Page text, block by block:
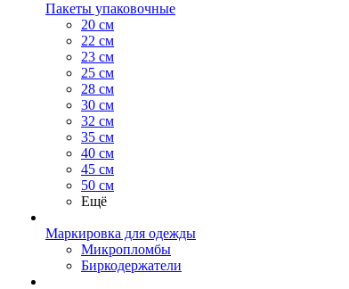
Пакеты упаковочные
20 см
22 см
23 см
25 см
28 см
30 см
32 см
35 см
40 см
45 см
50 см
Ещё
Маркировка для одежды
Микропломбы
Биркодержатели